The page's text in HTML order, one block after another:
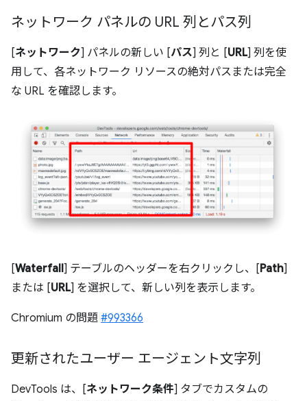
ネットワーク パネルの URL 列とパス列
[ネットワーク] パネルの新しい [パス] 列と [URL] 列を使
用して、各ネットワーク リソースの絶対パスまたは完全
な URL を確認します。
[Waterfall] テーブルのヘッダーを右クリックし、[Path]
または [URL] を選択して、新しい列を表示します。
Chromium の問題 #993366
更新されたユーザー エージェント文字列
DevTools は、[ネットワーク条件] タブでカスタムの